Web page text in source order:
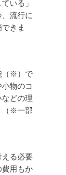
いる」
流行に
きま
（※）で
物のコ
どの理
（※一部
える必要
費用もか